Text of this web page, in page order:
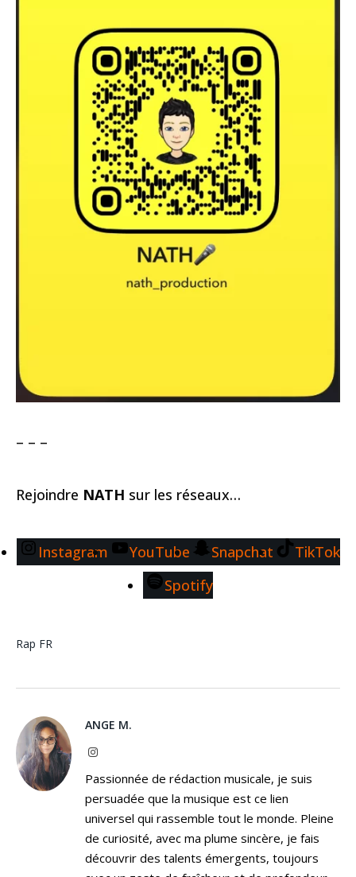
– – –
Rejoindre NATH sur les réseaux…
Instagram YouTube Snapchat
TikTok
Spotify
Rap FR
ANGE M.
Instagram
Passionnée de rédaction musicale, je suis
persuadée que la musique est ce lien
universel qui rassemble tout le monde. Pleine
de curiosité, avec ma plume sincère, je fais
découvrir des talents émergents, toujours